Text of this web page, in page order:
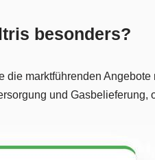
besonders?
marktführenden
und Gasbelieferung,